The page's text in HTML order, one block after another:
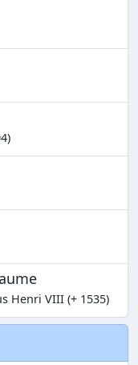
Henri VIII (+ 1535)